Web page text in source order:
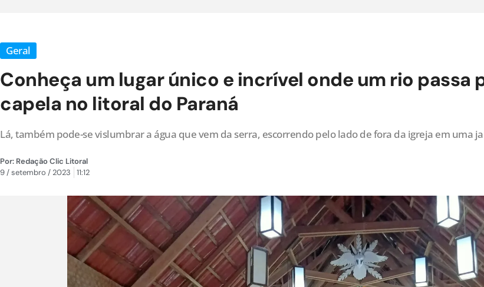
Geral
Conheça um lugar único e incrível onde um rio passa
capela no litoral do Paraná
Lá, também pode-se vislumbrar a água que vem da serra, escorrendo pelo lado de fora da igreja em uma
Por: Redação Clic Litoral
9 / setembro / 2023
11:12